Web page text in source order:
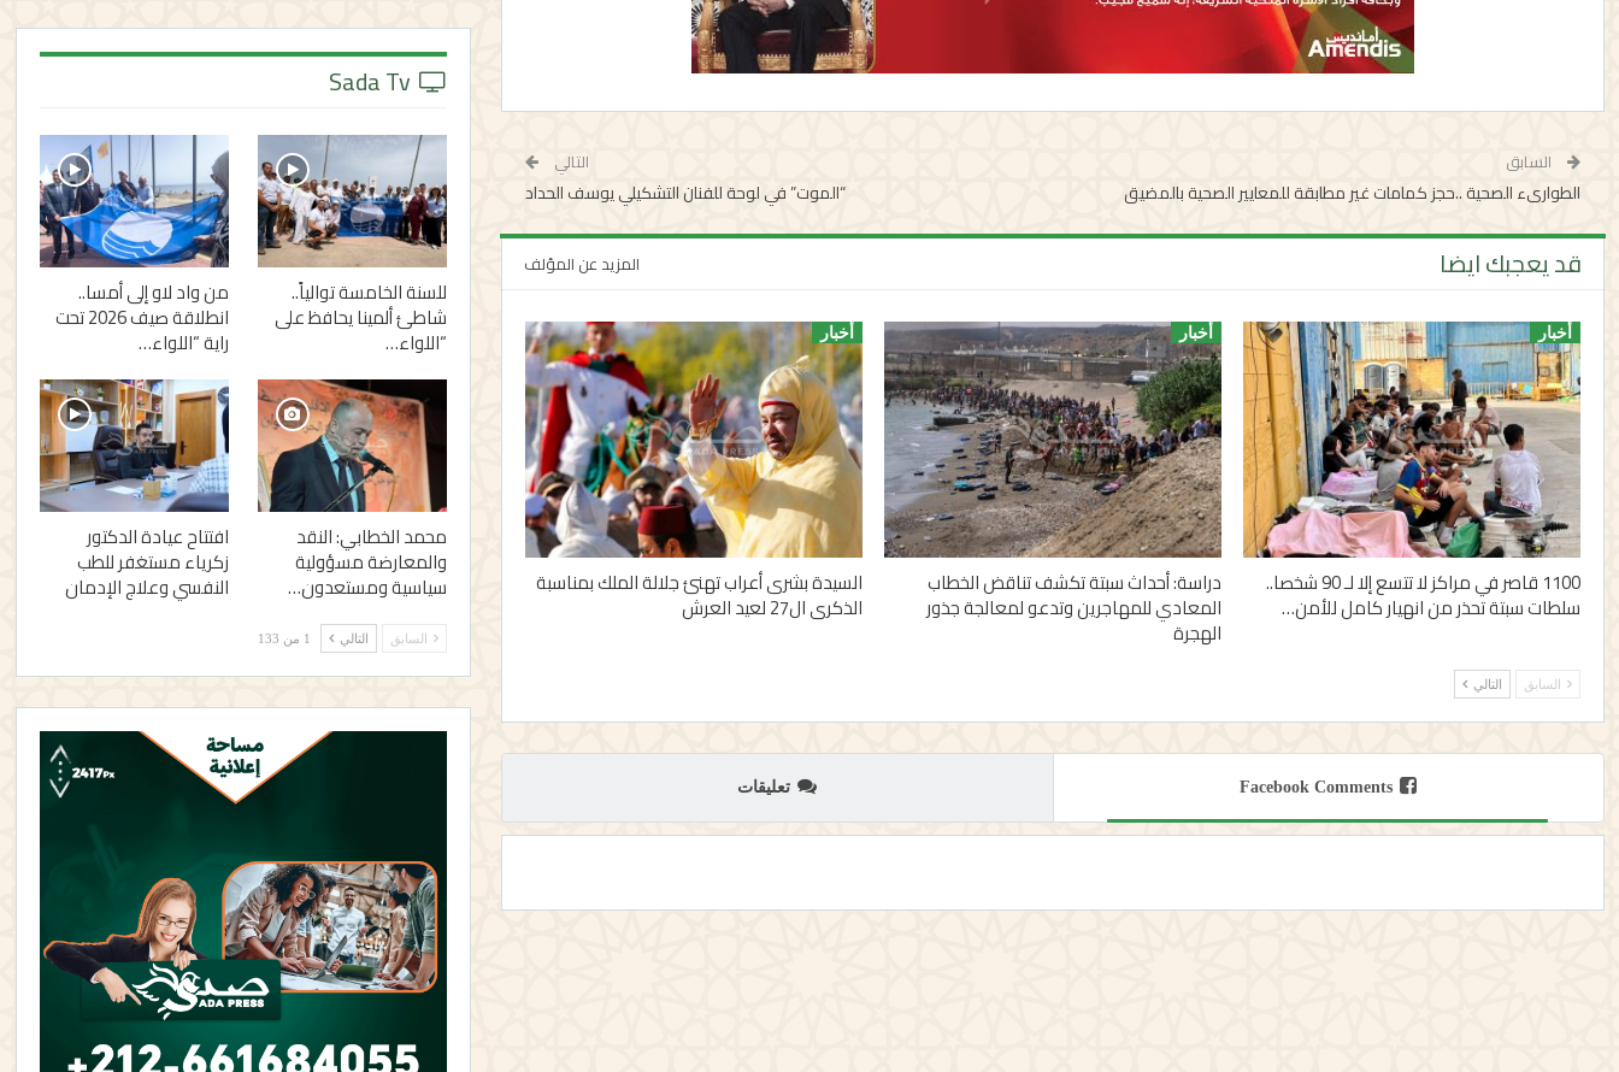
السابق
الطوارىء الصحية ..حجز كمامات غير مطابقة للمعايير الصحية بالمضيق
التالي
“الموت” في لوحة للفنان التشكيلي يوسف الحداد
قد يعجبك ايضا المزيد عن المؤلف
أخبار
1100 قاصر في مراكز لا تتسع إلا لـ 90 شخصا..
سلطات سبتة تحذر من انهيار كامل للأمن…
أخبار
دراسة: أحداث سبتة تكشف تناقض الخطاب
المعادي للمهاجرين وتدعو لمعالجة جذور
الهجرة
أخبار
السيدة بشرى أعراب تهنئ جلالة الملك بمناسبة
الذكرى ال27 لعيد العرش
السابق التالي
Facebook Comments تعليقات
للسنة الخامسة توالياً..
شاطئ ألمينا يحافظ على
“اللواء…
من واد لاو إلى أمسا..
انطلاقة صيف 2026 تحت
راية “اللواء…
محمد الخطابي: النقد
والمعارضة مسؤولية
سياسية ومستعدون…
افتتاح عيادة الدكتور
زكرياء مستغفر للطب
النفسي وعلاج الإدمان
السابق التالي 1 من 133